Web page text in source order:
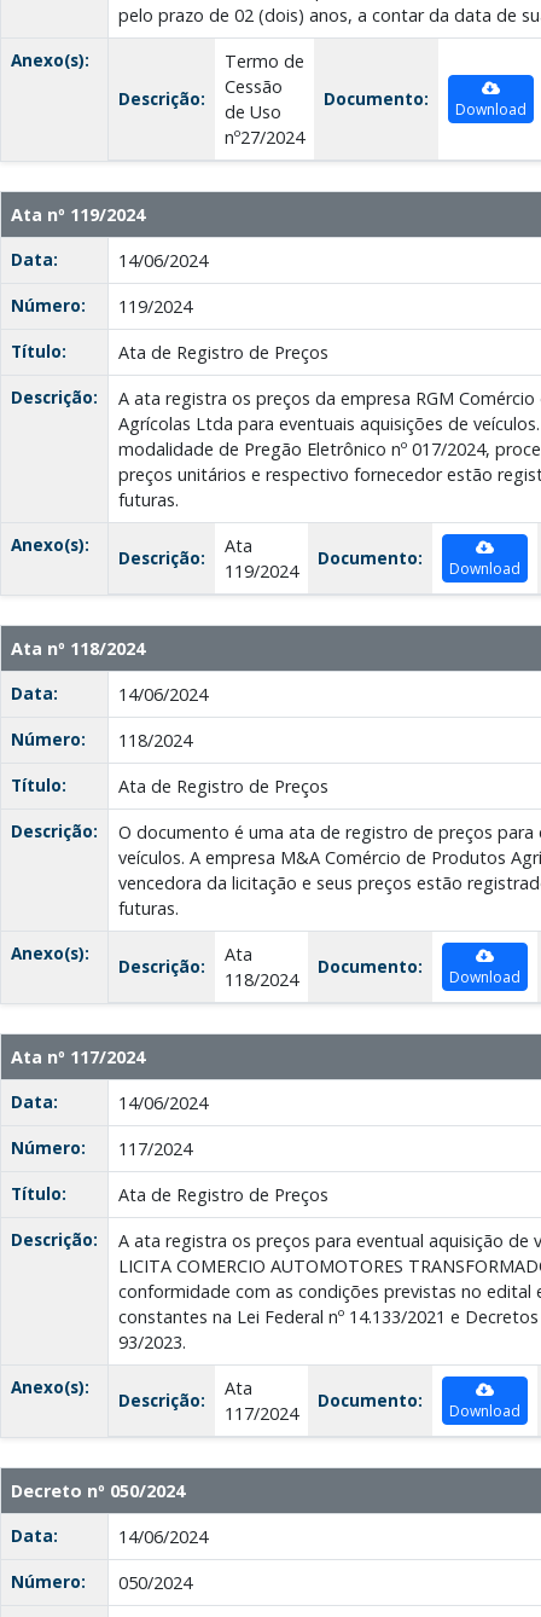
pelo prazo de 02 (dois) anos, a contar da data de
Anexo(s):
Descrição:
Termo de
Cessão
de Uso
nº27/2024
Documento: Download
Ata nº 119/2024
Data:
14/06/2024
Número:
119/2024
Título:
Ata de Registro de Preços
Descrição:
A ata registra os preços da empresa RGM Comércio
Agrícolas Ltda para eventuais aquisições de
modalidade de Pregão Eletrônico nº 017/2024,
preços unitários e respectivo fornecedor estão
futuras.
Anexo(s):
Descrição:
Ata
119/2024
Documento: Download
Ata nº 118/2024
Data:
14/06/2024
Número:
118/2024
Título:
Ata de Registro de Preços
Descrição:
O documento é uma ata de registro de preços para
veículos. A empresa M&A Comércio de Produtos
vencedora da licitação e seus preços estão
futuras.
Anexo(s):
Descrição:
Ata
118/2024
Documento: Download
Ata nº 117/2024
Data:
14/06/2024
Número:
117/2024
Título:
Ata de Registro de Preços
Descrição:
A ata registra os preços para eventual aquisição de
LICITA COMERCIO AUTOMOTORES
conformidade com as condições previstas no edital
constantes na Lei Federal nº 14.133/2021 e
93/2023.
Anexo(s):
Descrição:
Ata
117/2024
Documento: Download
Decreto nº 050/2024
Data:
14/06/2024
Número:
050/2024